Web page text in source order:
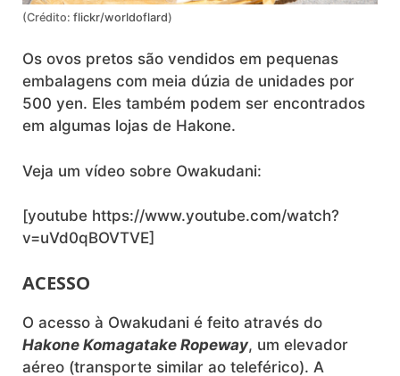
(Crédito: flickr/worldoflard)
Os ovos pretos são vendidos em pequenas
embalagens com meia dúzia de unidades por
500 yen. Eles também podem ser encontrados
em algumas lojas de Hakone.
Veja um vídeo sobre Owakudani:
[youtube https://www.youtube.com/watch?
v=uVd0qBOVTVE]
ACESSO
O acesso à Owakudani é feito através do
Hakone Komagatake Ropeway, um elevador
aéreo (transporte similar ao teleférico). A